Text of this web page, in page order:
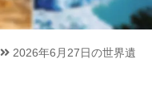
2026年6月27日の世界遺